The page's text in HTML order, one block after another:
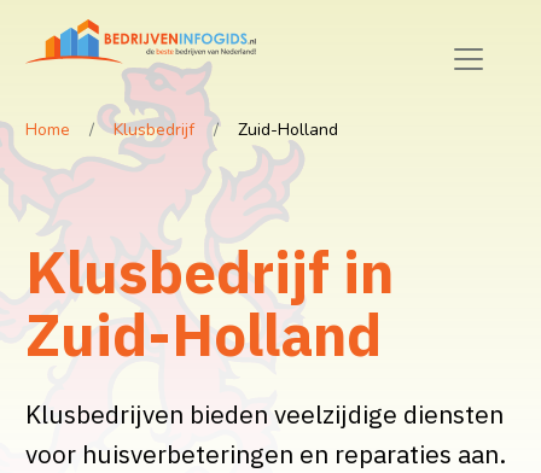
Home Klusbedrijf Zuid-Holland
Klusbedrijf in
Zuid-Holland
Klusbedrijven bieden veelzijdige diensten
voor huisverbeteringen en reparaties aan.